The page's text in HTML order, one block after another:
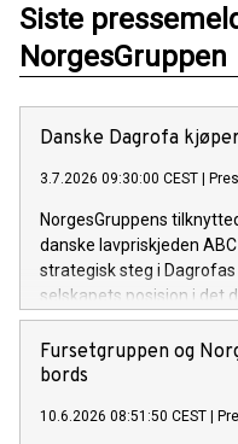
Siste
NorgesGruppen
Danske Dagrofa
3.7.2026 09:30:00 CEST |
NorgesGruppens
danske lavpriskjeden
strategisk steg i
selskapets posisjon i det
Fursetgruppen og
bords
10.6.2026 08:51:50 CEST |